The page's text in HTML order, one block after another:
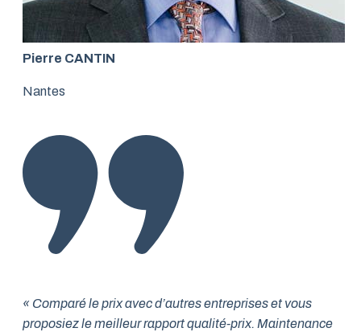
Pierre CANTIN
Nantes
« Comparé le prix avec d’autres entreprises et vous
proposiez le meilleur rapport qualité-prix. Maintenance